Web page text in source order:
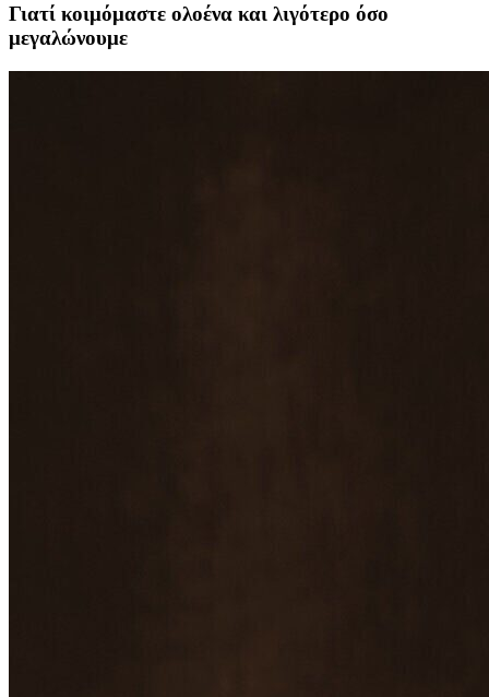
Γιατί κοιμόμαστε ολοένα και λιγότερο όσο
μεγαλώνουμε